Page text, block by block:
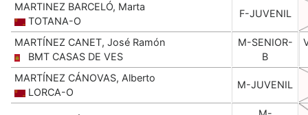
MARTINEZ BARCELÓ, Marta
TOTANA-O
F-JUVENIL
MARTÍNEZ CANET, José Ramón
BMT CASAS DE VES
M-SENIOR-
B
MARTÍNEZ CÁNOVAS, Alberto
LORCA-O
M-JUVENIL